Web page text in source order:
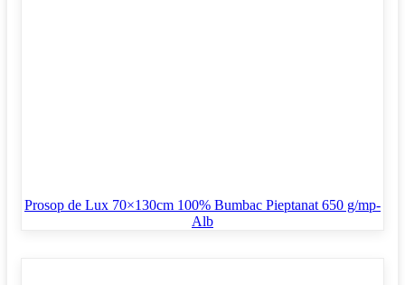
Prosop de Lux 70×130cm 100% Bumbac Pieptanat 650 g/mp-
Alb